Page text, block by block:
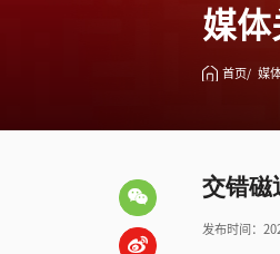
媒体
首页 媒
交错磁
发布时间：